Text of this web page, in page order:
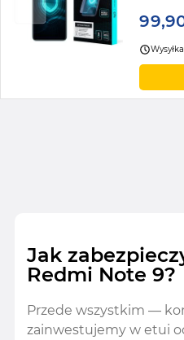
Jak
Redmi Note 9?
Przede wszystkim —
zainwestujemy w etui